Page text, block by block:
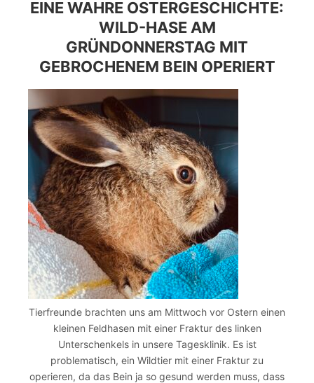
EINE WAHRE OSTERGESCHICHTE:
WILD-HASE AM
GRÜNDONNERSTAG MIT
GEBROCHENEM BEIN OPERIERT
Tierfreunde brachten uns am Mittwoch vor Ostern einen
kleinen Feldhasen mit einer Fraktur des linken
Unterschenkels in unsere Tagesklinik. Es ist
problematisch, ein Wildtier mit einer Fraktur zu
operieren, da das Bein ja so gesund werden muss, dass